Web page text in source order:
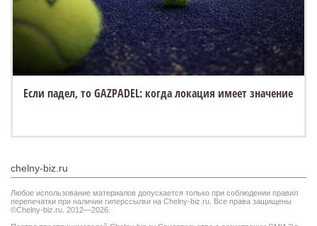
Если падел, то GAZPADEL: когда локация имеет значение
chelny-biz.ru
Любое использование материалов допускается только при соблюдении правил
перепечатки при наличии гиперссылки на Chelny-biz.ru. Все права защищены
©Chelny-biz.ru. 2012—2026.